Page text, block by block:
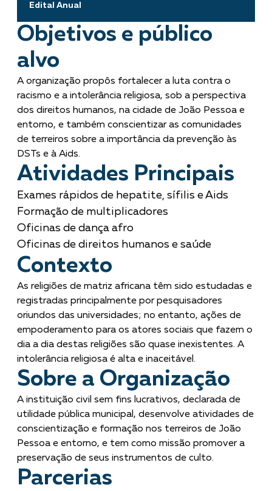
Edital Anual
Objetivos e público
alvo
A organização propôs fortalecer a luta contra o
racismo e a intolerância religiosa, sob a perspectiva
dos direitos humanos, na cidade de João Pessoa e
entorno, e também conscientizar as comunidades
de terreiros sobre a importância da prevenção às
DSTs e à Aids.
Atividades Principais
Exames rápidos de hepatite, sífilis e Aids
Formação de multiplicadores
Oficinas de dança afro
Oficinas de direitos humanos e saúde
Contexto
As religiões de matriz africana têm sido estudadas e
registradas principalmente por pesquisadores
oriundos das universidades; no entanto, ações de
empoderamento para os atores sociais que fazem o
dia a dia destas religiões são quase inexistentes. A
intolerância religiosa é alta e inaceitável.
Sobre a Organização
A instituição civil sem fins lucrativos, declarada de
utilidade pública municipal, desenvolve atividades de
conscientização e formação nos terreiros de João
Pessoa e entorno, e tem como missão promover a
preservação de seus instrumentos de culto.
Parcerias